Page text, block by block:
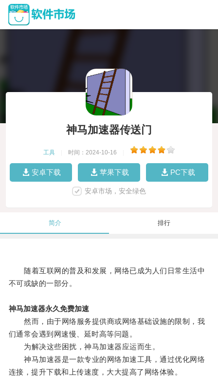
神马加速器传送门
工具 时间：2024-10-16
安卓下载 苹果下载 PC下载
安卓市场，安全绿色
简介 排行
随着互联网的普及和发展，网络已成为人们日常生活中
不可或缺的一部分。
神马加速器永久免费加速
然而，由于网络服务提供商或网络基础设施的限制，我
们通常会遇到网速慢、延时高等问题。
为解决这些困扰，神马加速器应运而生。
神马加速器是一款专业的网络加速工具，通过优化网络
连接，提升下载和上传速度，大大提高了网络体验。